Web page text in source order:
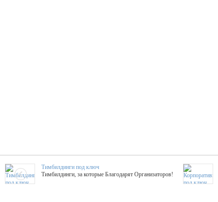
Тимбилдинги под ключ
Тимбилдинги, за которые Благодарят Организаторов!